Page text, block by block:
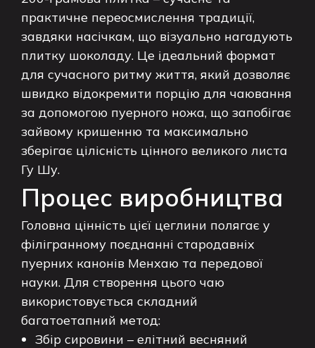
практичне переосмислення традиції,
завдяки насічкам, що візуально нагадують
плитку шоколаду. Це ідеальний формат
для сучасного ритму життя, який дозволяє
швидко відокремити порцію для чаювання
за допомогою пуерного ножа, що запобігає
зайвому кришенню та максимально
зберігає цілісність цінного великого листа
Гу Шу.
Процес виробництва
Головна цінність цієї цеглини полягає у
філігранному поєднанні стародавніх
пуерних канонів Менхаю та передової
науки. Для створення цього чаю
використовується складний
багатоетапний метод:
Збір сировини – елітний весняний